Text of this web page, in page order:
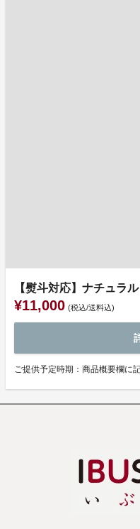
【熨斗対応】ナチュラ
¥11,000 (税込/送料込)
ご提供予定時期：商品概要欄に